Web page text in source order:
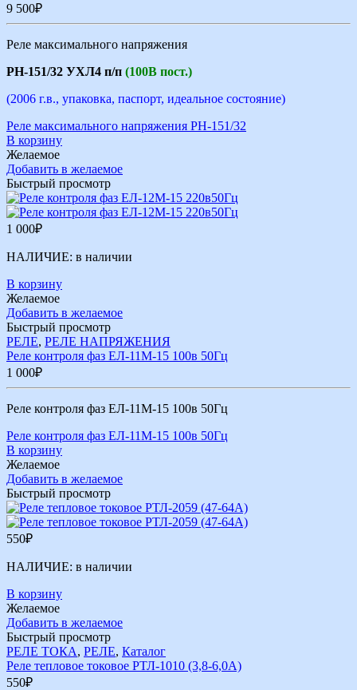
9 500₽
Реле максимального напряжения
РН-151/32 УХЛ4 п/п (100В пост.)
(2006 г.в., упаковка, паспорт, идеальное состояние)
Реле максимального напряжения РН-151/32
В корзину
Желаемое
Добавить в желаемое
Быстрый просмотр
1 000₽
НАЛИЧИЕ: в наличии
В корзину
Желаемое
Добавить в желаемое
Быстрый просмотр
РЕЛЕ, РЕЛЕ НАПРЯЖЕНИЯ
Реле контроля фаз ЕЛ-11М-15 100в 50Гц
1 000₽
Реле контроля фаз ЕЛ-11М-15 100в 50Гц
Реле контроля фаз ЕЛ-11М-15 100в 50Гц
В корзину
Желаемое
Добавить в желаемое
Быстрый просмотр
550₽
НАЛИЧИЕ: в наличии
В корзину
Желаемое
Добавить в желаемое
Быстрый просмотр
РЕЛЕ ТОКА, РЕЛЕ, Каталог
Реле тепловое токовое РТЛ-1010 (3,8-6,0А)
550₽